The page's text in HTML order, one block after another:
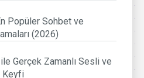
Popüler Sohbet ve
(2026)
Gerçek Zamanlı Sesli ve
Keyfi